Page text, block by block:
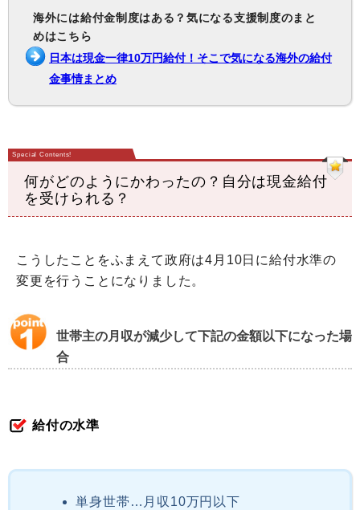
海外には給付金制度はある？気になる支援制度のまと
めはこちら
日本は現金一律10万円給付！そこで気になる海外の給付
金事情まとめ
何がどのようにかわったの？自分は現金給付
を受けられる？
こうしたことをふまえて政府は4月10日に給付水準の
変更を行うことになりました。
世帯主の月収が減少して下記の金額以下になった場
合
給付の水準
単身世帯…月収10万円以下